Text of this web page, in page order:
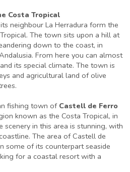
Costa Tropical
neighbour La Herradura form the
The town sits upon a hill at
down to the coast, in
From here you can almost
its special climate. The town is
and agricultural land of olive
fishing town of Castell de Ferro
known as the Costa Tropical, in
scenery in this area is stunning, with
The area of Castell de
some of its counterpart seaside
for a coastal resort with a